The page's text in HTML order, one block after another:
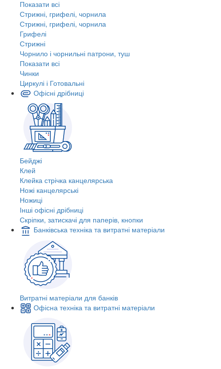
Показати всі
Стрижні, грифелі, чорнила
Стрижні, грифелі, чорнила
Грифелі
Стрижні
Чорнило і чорнильні патрони, туш
Показати всі
Чинки
Циркулі і Готовальні
Офісні дрібниці
Бейджі
Клей
Клейка стрічка канцелярська
Ножі канцелярські
Ножиці
Інші офісні дрібниці
Скріпки, затискачі для паперів, кнопки
Банківська техніка та витратні матеріали
Витратні матеріали для банків
Офісна техніка та витратні матеріали